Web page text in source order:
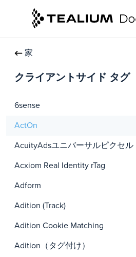
家
クライアントサイド タグ
6sense
ActOn
AcuityAdsユニバーサルピクセル
Acxiom Real Identity rTag
Adform
Adition (Track)
Adition Cookie Matching
Adition（タグ付け）